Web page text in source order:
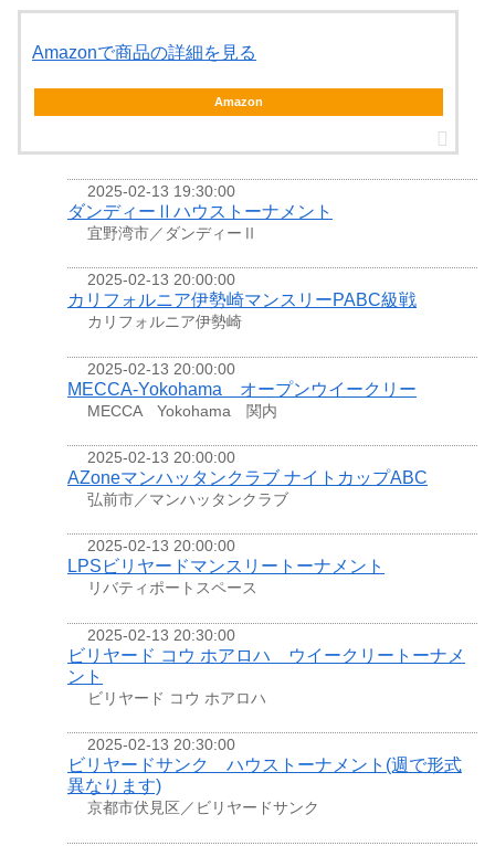
Amazonで商品の詳細を見る
Amazon
2025-02-13 19:30:00
ダンディーⅡハウストーナメント
宜野湾市／ダンディーⅡ
2025-02-13 20:00:00
カリフォルニア伊勢崎マンスリーPABC級戦
カリフォルニア伊勢崎
2025-02-13 20:00:00
MECCA-Yokohama オープンウイークリー
MECCA Yokohama 関内
2025-02-13 20:00:00
AZoneマンハッタンクラブ ナイトカップABC
弘前市／マンハッタンクラブ
2025-02-13 20:00:00
LPSビリヤードマンスリートーナメント
リバティポートスペース
2025-02-13 20:30:00
ビリヤード コウ ホアロハ ウイークリートーナメ
ント
ビリヤード コウ ホアロハ
2025-02-13 20:30:00
ビリヤードサンク ハウストーナメント(週で形式
異なります)
京都市伏見区／ビリヤードサンク